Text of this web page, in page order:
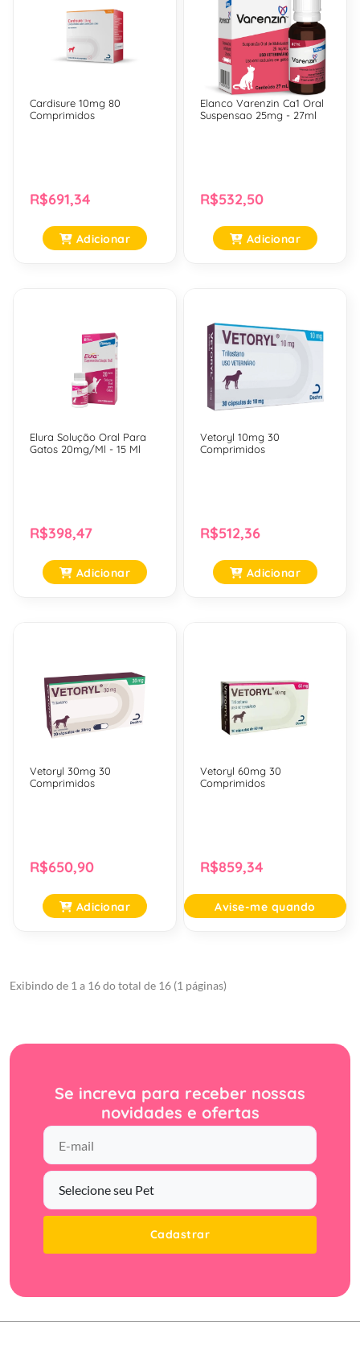
Cardisure 10mg 80
Comprimidos
R$691,34
Adicionar
Elanco Varenzin Ca1 Oral
Suspensao 25mg - 27ml
R$532,50
Adicionar
Elura Solução Oral Para
Gatos 20mg/Ml - 15 Ml
R$398,47
Adicionar
Vetoryl 10mg 30
Comprimidos
R$512,36
Adicionar
Vetoryl 30mg 30
Comprimidos
R$650,90
Adicionar
Vetoryl 60mg 30
Comprimidos
R$859,34
Avise-me quando
Exibindo de 1 a 16 do total de 16 (1 páginas)
Se increva para receber nossas
novidades e ofertas
Cadastrar